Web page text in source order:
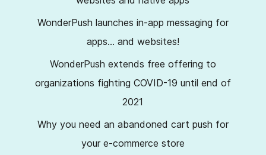
WonderPush launches in-app messaging for
apps… and websites!
WonderPush extends free offering to
organizations fighting COVID-19 until end of
2021
Why you need an abandoned cart push for
your e-commerce store